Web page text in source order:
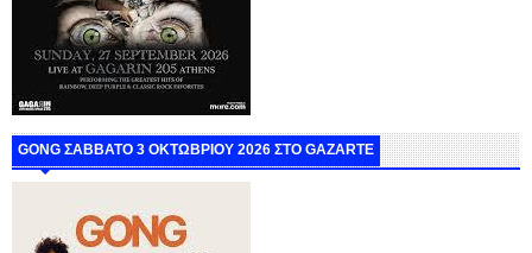
GONG ΣΑΒΒΑΤΟ 3 ΟΚΤΩΒΡΙΟΥ 2026 ΣΤΟ GAZARTE